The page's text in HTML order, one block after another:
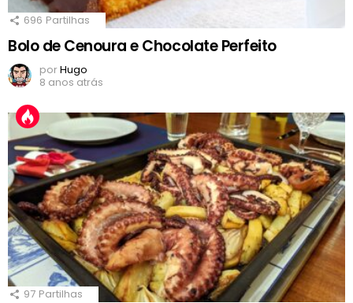
696 Partilhas
Bolo de Cenoura e Chocolate Perfeito
porHugo
8 anos atrás
97 Partilhas